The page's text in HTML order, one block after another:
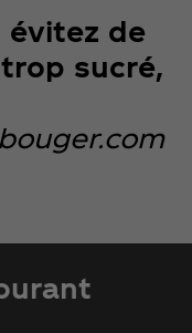
évitez de
sucré,